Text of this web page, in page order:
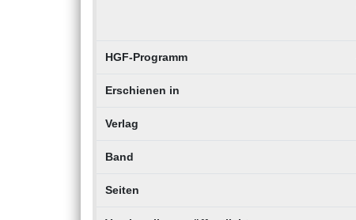
HGF-Programm
Erschienen in
Verlag
Band
Seiten